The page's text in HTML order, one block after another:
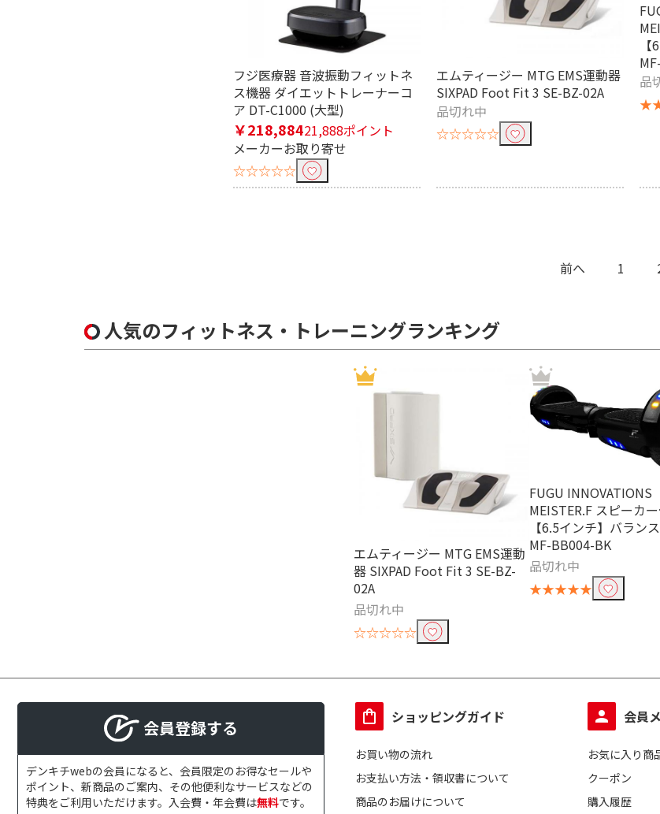
フジ医療器 音波振動フィットネ
ス機器 ダイエットトレーナーコ
ア DT-C1000 (大型)
￥218,88421,888ポイント
メーカーお取り寄せ
☆☆☆☆☆
エムティージー MTG EMS運動器
SIXPAD Foot Fit 3 SE-BZ-02A
品切れ中
☆☆☆☆☆
品
前へ 1
人気のフィットネス・トレーニングランキング
エムティージー MTG EMS運動
器 SIXPAD Foot Fit 3 SE-BZ-
02A
品切れ中
☆☆☆☆☆
FUGU INNOVATIONS
MEISTER.F スピーカ
【6.5インチ】バラン
MF-BB004-BK
品切れ中
★★★★★
会員登録する
デンキチwebの会員になると、会員限定のお得なセールや
ポイント、新商品のご案内、その他便利なサービスなどの
特典をご利用いただけます。入会費・年会費は無料です。
ショッピングガイド
お買い物の流れ
お支払い方法・領収書について
商品のお届けについて
会員
お気に入り商
クーポン
購入履歴